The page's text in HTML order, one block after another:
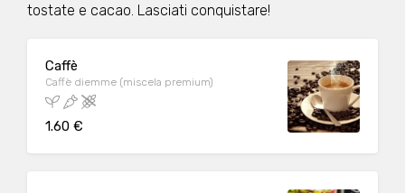
tostate e cacao. Lasciati conquistare!
Caffè
Caffè diemme (miscela premium)
1.60 €